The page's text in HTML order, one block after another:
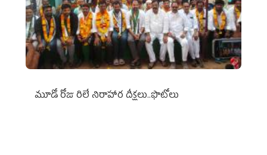
మూడో రోజు రిలే నిరాహార దీక్షలు..ఫొటోలు